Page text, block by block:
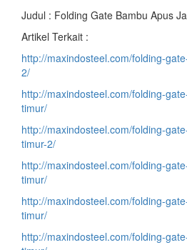
Judul : Folding Gate Bambu Apus
Artikel Terkait :
http://maxindosteel.com/folding-
2/
http://maxindosteel.com/folding-
timur/
http://maxindosteel.com/folding-
timur-2/
http://maxindosteel.com/folding-
timur/
http://maxindosteel.com/folding-
timur/
http://maxindosteel.com/folding-